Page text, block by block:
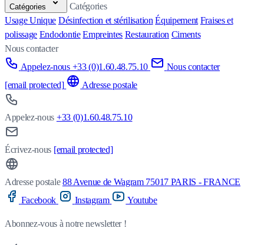
Catégories
Catégories
Usage Unique Désinfection et stérilisation Équipement Fraises et
polissage Endodontie Empreintes Restauration Ciments
Nous contacter
Appelez-nous +33 (0)1.60.48.75.10
Nous contacter
[email protected]
Adresse postale
Appelez-nous +33 (0)1.60.48.75.10
Écrivez-nous [email protected]
Adresse postale 88 Avenue de Wagram 75017 PARIS - FRANCE
Facebook
Instagram Youtube
Abonnez-vous à notre newsletter !